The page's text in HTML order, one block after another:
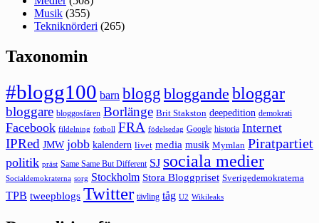
Musik (355)
Tekniknörderi (265)
Taxonomin
#blogg100 barn blogg bloggande bloggar
bloggare bloggosfären Borlänge Brit Stakston deepedition demokrati
Facebook fildelning fotboll FRA födelsedag Google historia Internet
IPRed JMW jobb kalendern livet media musik Mymlan Piratpartiet
politik präst Same Same But Different SJ sociala medier
Socialdemokraterna sorg Stockholm Stora Bloggpriset Sverigedemokraterna
TPB tweepblogs Twitter tävling tåg U2 Wikileaks